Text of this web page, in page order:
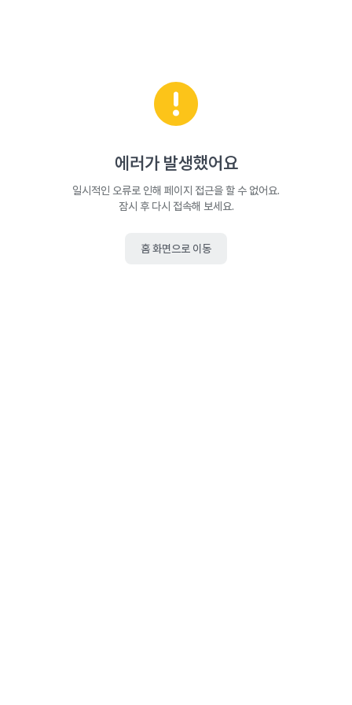
에러가 발생했어요
일시적인 오류로 인해 페이지 접근을 할 수 없어요.
잠시 후 다시 접속해 보세요.
홈 화면으로 이동